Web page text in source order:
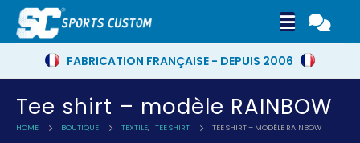
FABRICATION FRANÇAISE - DEPUIS 2006
Tee shirt – modèle RAINBOW
HOME BOUTIQUE TEXTILE, TEE SHIRT TEE SHIRT – MODÈLE RAINBOW